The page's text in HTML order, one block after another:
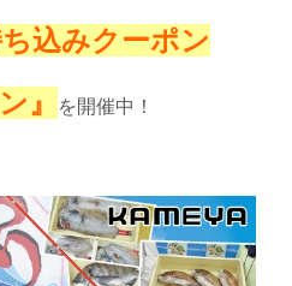
込みクーポン
』
を開催中！